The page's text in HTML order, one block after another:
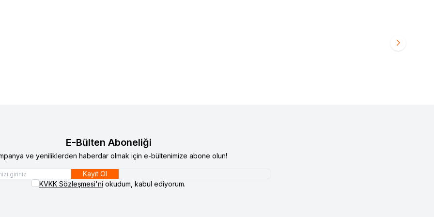
E-Bülten Aboneliği
ve yeniliklerden haberdar olmak için e-bültenimize abone olun!
Kayıt Ol
KVKK Sözleşmesi'ni okudum, kabul ediyorum.